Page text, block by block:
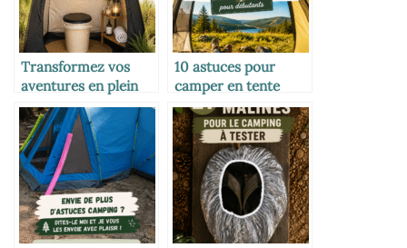
Transformez vos
aventures en plein
air avec un espace
bien-être
10 astuces pour
camper en tente
quand on débute